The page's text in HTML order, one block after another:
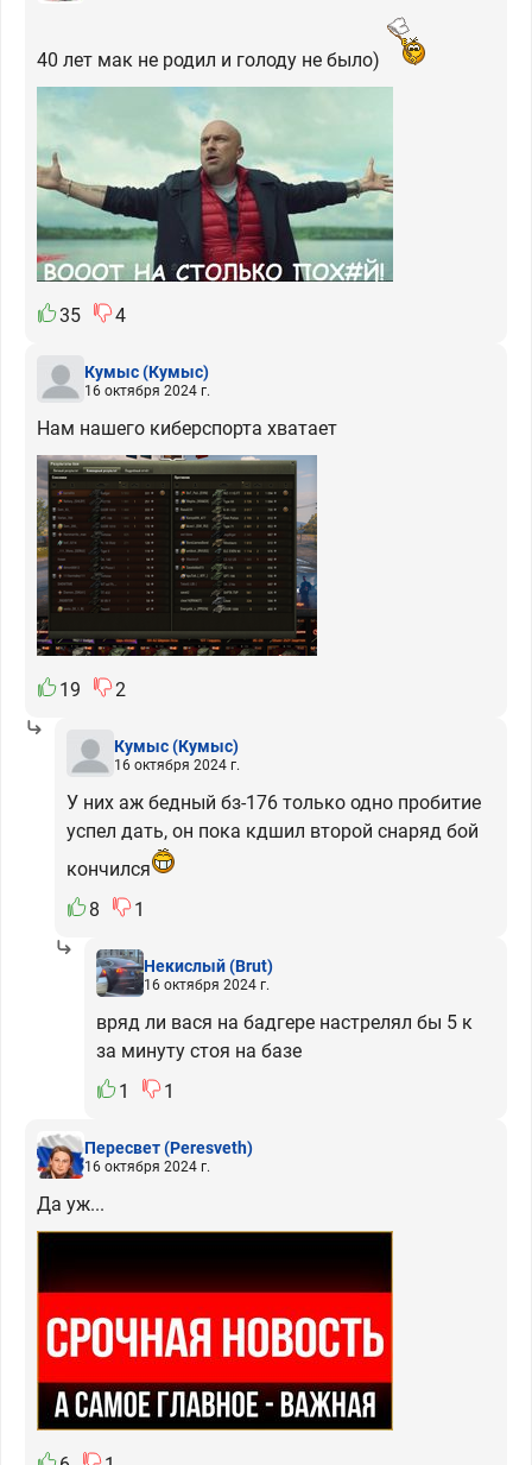
40 лет мак не родил и голоду не было)
35 4
Кумыс(Кумыс)
16 октября 2024 г.
Нам нашего киберспорта хватает
19 2
Кумыс(Кумыс)
16 октября 2024 г.
У них аж бедный бз-176 только одно пробитие
успел дать, он пока кдшил второй снаряд бой
кончился
8
1
Некислый(Brut)
16 октября 2024 г.
вряд ли вася на бадгере настрелял бы 5 к
за минуту стоя на базе
1
1
Пересвет(Peresveth)
16 октября 2024 г.
Да уж...